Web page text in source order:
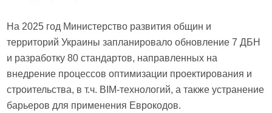
На 2025 год Министерство развития общин и
территорий Украины запланировало обновление 7 ДБН
и разработку 80 стандартов, направленных на
внедрение процессов оптимизации проектирования и
строительства, в т.ч. BIM-технологий, а также устранение
барьеров для применения Еврокодов.